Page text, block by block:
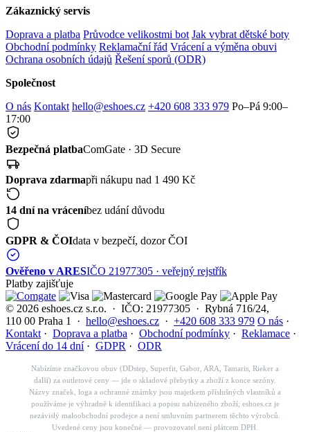
Zákaznický servis
Doprava a platba Průvodce velikostmi bot Jak vybrat dětské boty
Obchodní podmínky Reklamační řád Vrácení a výměna obuvi
Ochrana osobních údajů Řešení sporů (ODR)
Společnost
O nás Kontakt hello@eshoes.cz +420 608 333 979 Po–Pá 9:00–
17:00
Bezpečná platbaComGate · 3D Secure
Doprava zdarmapři nákupu nad 1 490 Kč
14 dní na vráceníbez udání důvodu
GDPR & ČOIdata v bezpečí, dozor ČOI
Ověřeno v ARESIČO 21977305 · veřejný rejstřík
Platby zajišťuje
© 2026 eshoes.cz s.r.o. · IČO: 21977305 · Rybná 716/24,
110 00 Praha 1 · hello@eshoes.cz · +420 608 333 979 O nás ·
Kontakt · Doprava a platba · Obchodní podmínky · Reklamace ·
Vrácení do 14 dní· GDPR · ODR
Nabízíme značkovou obuv (DDstep, Superfit, Gabor, ARA, Tamaris, Rieker a
další) za outletové ceny — jde o skladové přebytky a zboží z konce sezóny.
Názvy značek, loga a ochranné známky jsou majetkem příslušných vlastníků a
používáme je výhradně k identifikaci a popisu nabízeného zboží; eshoes.cz je
nezávislý maloobchodní prodejce a není smluvním partnerem těchto výrobců.
Uvedené ceny jsou konečné — provozovatel není plátcem DPH.